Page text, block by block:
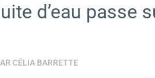
d’eau passe
CÉLIA BARRETTE